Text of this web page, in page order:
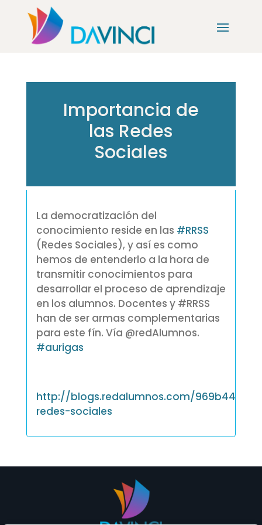
Importancia de
las Redes
Sociales
La democratización del
conocimiento reside en las ‪#‎RRSS‬
(Redes Sociales), y así es como
hemos de entenderlo a la hora de
transmitir conocimientos para
desarrollar el proceso de aprendizaje
en los alumnos. Docentes y #RRSS
han de ser armas complementarias
para este fín. Vía @redAlumnos.
‪#‎aurigas‬
http://blogs.redalumnos.com/
redes-sociales